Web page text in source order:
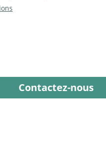
Contactez-nous